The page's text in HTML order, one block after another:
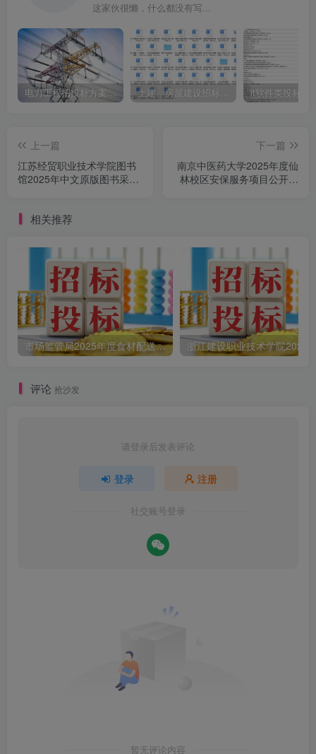
这家伙很懒，什么都没有写...
电力工程招投标方案模板 土建、房屋建设招标文件标书模板 it软件类投标书
上一篇
江苏经贸职业技术学院图书
馆2025年中文原版图书采购
下一篇
南京中医药大学2025年度仙
林校区安保服务项目公开招
相关推荐
市场监管局2025年度食材配送采购公告
评论 抢沙发
请登录后发表评论
登录 注册
社交账号登录
暂无评论内容